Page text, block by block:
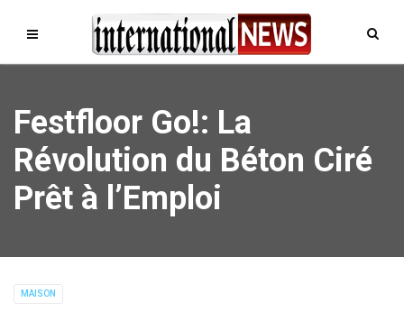
Festfloor Go!: La
Révolution du Béton Ciré
Prêt à l’Emploi
MAISON